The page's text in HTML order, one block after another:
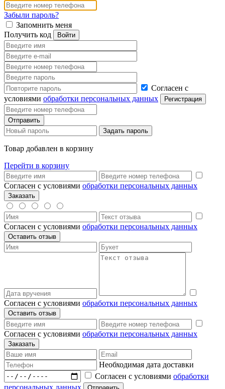
Забыли пароль?
Запомнить меня
Получить код
Согласен с
условиями обработки персональных данных
Товар добавлен в корзину
Перейти в корзину
Согласен с условиями обработки персональных данных
Согласен с условиями обработки персональных данных
Согласен с условиями обработки персональных данных
Согласен с условиями обработки персональных данных
Необходимая дата доставки
Согласен с условиями обработки
персональных данных